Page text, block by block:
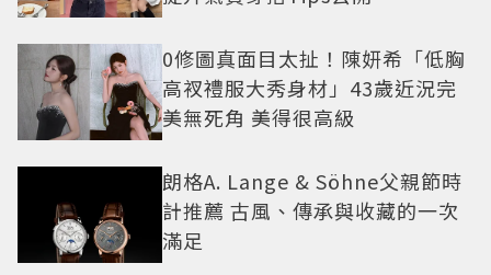
0修圖真面目太扯！陳妍希「低胸
高衩禮服大秀身材」43歲近況完
美無死角 美得很高級
朗格A. Lange & Söhne父親節時
計推薦 古風、傳承與收藏的一次
滿足